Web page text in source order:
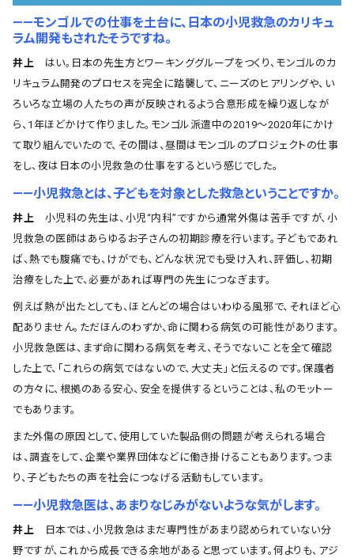
――モンゴルでの仕事を土台に、日本の小児救急のカリキュ
ラム開発もされたそうですね。
井上 はい。日本の先生方とワーキンググループをつくり、モンゴルのカ
リキュラム開発のプロセスを完全に踏襲して、ニーズのヒアリングや、い
ろいろな立場の人たちの声が反映されるよう合意形成を繰り返しなが
ら、1年ほどかけて作りました。モンゴル派遣中の2019～2020年にかけ
て取り組んでいたので、その間は、昼間はモンゴルのプロジェクトの仕事
をし、夜は日本の小児救急の仕事をするという感じでした。
――小児救急とは、子どもを対象とした救急ということですか。
井上 小児科の先生は、小児“内科”ですから通常外傷は苦手ですが、小
児救急の医師はあらゆるお子さんの初期診療を行います。子どもであれ
ば、熱でも腹痛でも、けがでも、どんな状況でも受け入れ、評価し、初期
治療をした上で、必要があれば専門の先生につなぎます。
例えば熱が出たとしても、ほとんどの場合はいわゆる風邪で、それほど心
配ありません。ただほんのわずか、命に関わる病気の可能性があります。
小児救急医は、まず命に関わる病気を考え、そうでないことを全て確認
した上で、「これらの病気ではないので、大丈夫」と伝えるのです。保護者
の方々に、根拠のある安心、安全を提供するということは、私のモットー
でもあります。
また外傷の原因として、使用していた製品側の問題が考えられる場合
は、調査をして、企業や業界団体などに働き掛けることもあります。つま
り、子どもたちの声を社会につなげる活動もしています。
――小児救急医は、あまりなじみがないような気がします。
井上 日本では、小児救急はまだ専門性があまり認められていない分
野ですが、これから成長できる余地があると思っています。何よりも、アジ